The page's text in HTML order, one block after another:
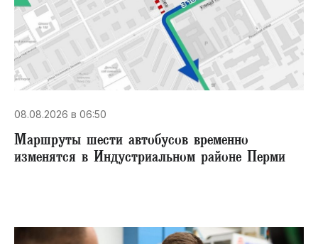
08.08.2026 в 06:50
Маршруты шести автобусов временно
изменятся в Индустриальном районе Перми